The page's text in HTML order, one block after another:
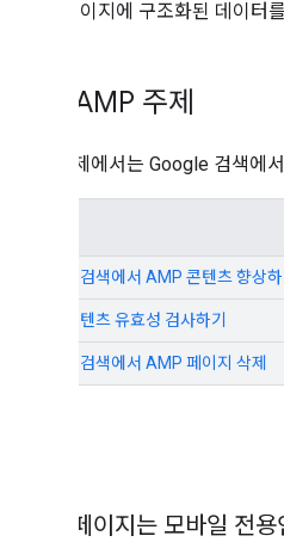
페이지에 구조화된 데이터
추가 AMP 주제
다음 주제에서는 Google 검색에
Google 검색에서 AMP 콘텐츠 향상하
AMP 콘텐츠 유효성 검사하기
Google 검색에서 AMP 페이지 삭제
AMP 페이지는 모바일 전